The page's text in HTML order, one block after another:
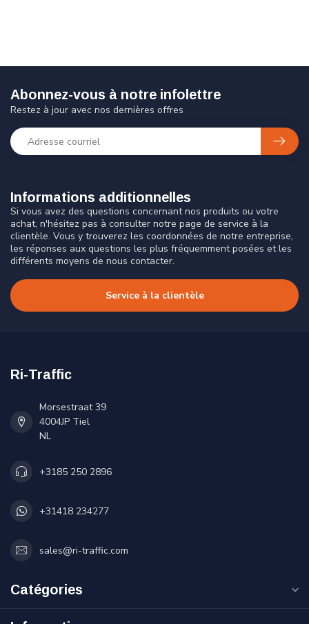
Informations additionnelles
Si vous avez des questions concernant nos produits ou votre
achat, n'hésitez pas à consulter notre page de service à la
clientèle. Vous y trouverez les coordonnées de notre entreprise,
les réponses aux questions les plus fréquemment posées et les
différents moyens de nous contacter.
Service à la clientèle
Abonnez-vous à notre infolettre
Restez à jour avec nos dernières offres
Ri-Traffic
Morsestraat 39
4004JP Tiel
NL
+3185 250 2896
+31418 234277
sales@ri-traffic.com
Catégories